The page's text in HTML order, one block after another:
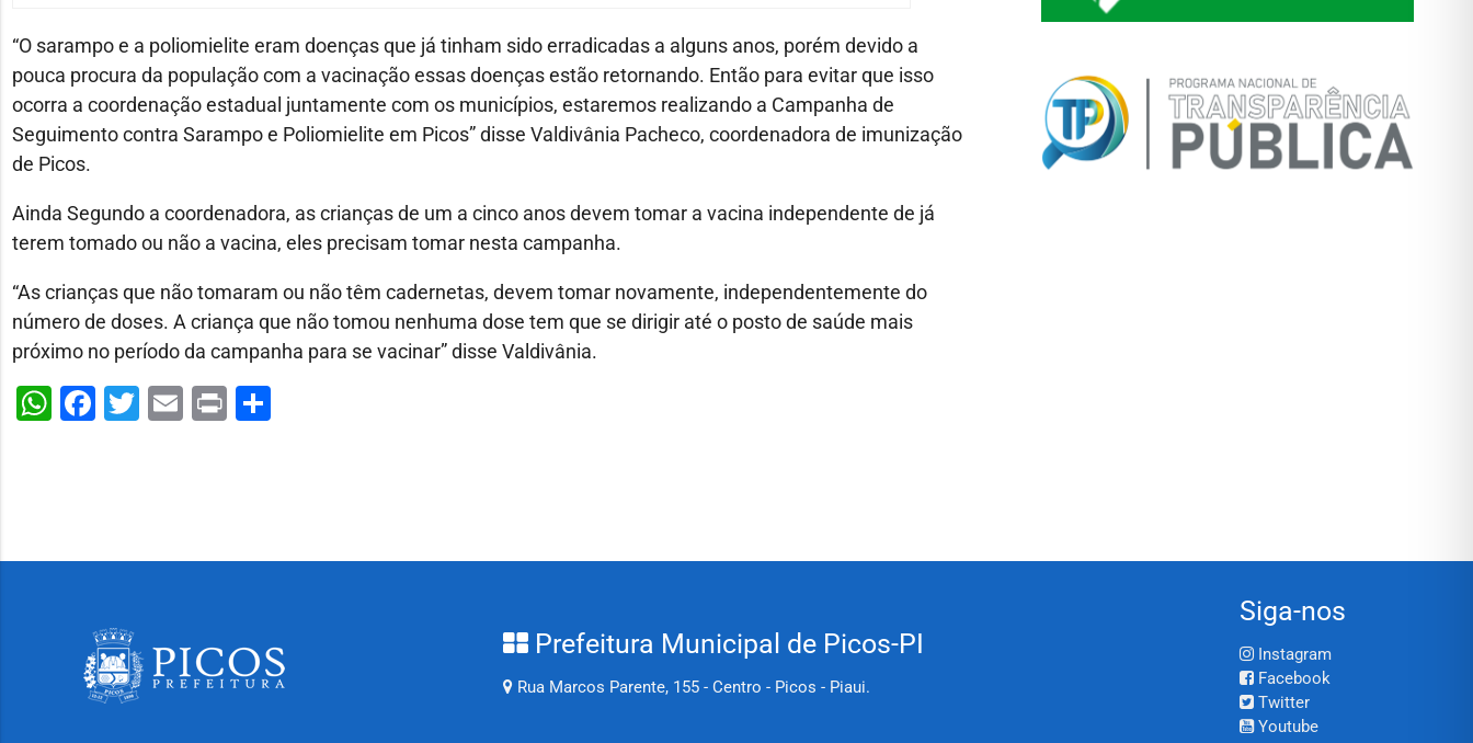
“O sarampo e a poliomielite eram doenças que já tinham sido erradicadas a alguns anos, porém devido a
pouca procura da população com a vacinação essas doenças estão retornando. Então para evitar que isso
ocorra a coordenação estadual juntamente com os municípios, estaremos realizando a Campanha de
Seguimento contra Sarampo e Poliomielite em Picos” disse Valdivânia Pacheco, coordenadora de imunização
de Picos.
Ainda Segundo a coordenadora, as crianças de um a cinco anos devem tomar a vacina independente de já
terem tomado ou não a vacina, eles precisam tomar nesta campanha.
“As crianças que não tomaram ou não têm cadernetas, devem tomar novamente, independentemente do
número de doses. A criança que não tomou nenhuma dose tem que se dirigir até o posto de saúde mais
próximo no período da campanha para se vacinar” disse Valdivânia.
WhatsApp
Facebook
Twitter
Email
Print
Prefeitura Municipal de Picos-PI
Rua Marcos Parente, 155 - Centro - Picos - Piaui.
Siga-nos
Instagram
Facebook
Twitter
Youtube